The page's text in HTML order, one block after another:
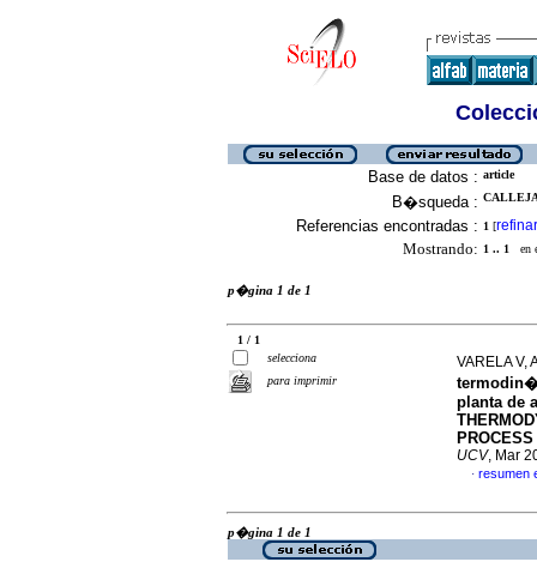
Base de datos : article
B�squeda :
Referencias encontradas : 1 [refinar
Mostrando: 1 .. 1 en
p�gina 1 de 1
1 / 1
selecciona
para imprimir
VARELA V,
planta de
UCV, Mar
· resumen
p�gina 1 de 1